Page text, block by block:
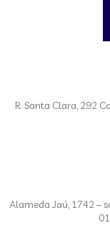
R. Santa Clara, 292
Alameda Jaú, 1742 –